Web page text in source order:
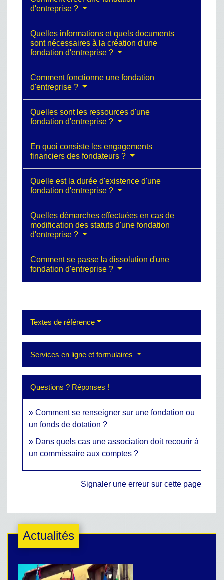
d'entreprise ?
Quelles informations et quels documents
sont nécessaires à la création d'une
fondation d'entreprise ?
Comment fonctionne une fondation
d'entreprise ?
Quelles sont les ressources d'une
fondation d'entreprise ?
En quoi consiste les engagements
financiers des fondateurs ?
Quelle est la durée d'existence d'une
fondation d'entreprise ?
Quelles démarches effectuées en cas de
modification des statuts d'une fondation
d'entreprise ?
Comment se passe la dissolution d'une
fondation d'entreprise ?
Textes de référence
Services en ligne et formulaires
Questions ? Réponses !
Comment se renseigner sur une fondation ou
un fonds de dotation ?
Dans quels cas une association doit recourir à
un commissaire aux comptes ?
Signaler une erreur sur cette page
Actualités